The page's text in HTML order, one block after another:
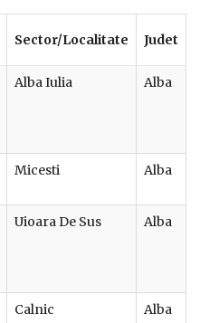
Sector/Localitate Judet
Alba Iulia Alba
Micesti Alba
Uioara De Sus Alba
Calnic Alba